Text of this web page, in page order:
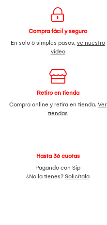
Compra fácil y seguro
En solo 6 simples pasos, ve nuestro
video
Retiro en tienda
Compra online y retira en tienda. Ver
tiendas
Hasta 36 cuotas
Pagando con Sip
¿No la tienes? Solicítala